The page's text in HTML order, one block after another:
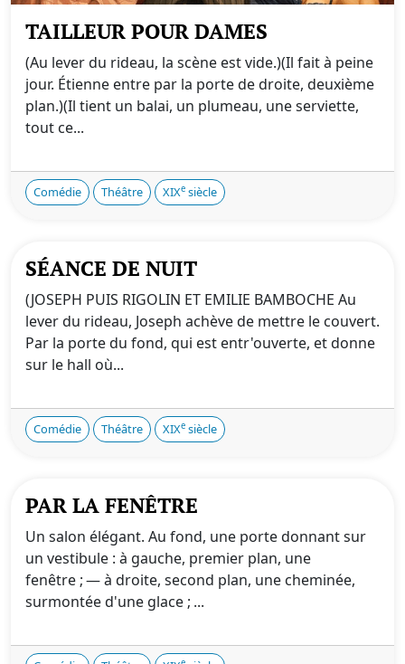
TAILLEUR POUR DAMES
(Au lever du rideau, la scène est vide.)(Il fait à peine
jour. Étienne entre par la porte de droite, deuxième
plan.)(Il tient un balai, un plumeau, une serviette,
tout ce...
Comédie Théâtre XIXe siècle
SÉANCE DE NUIT
(JOSEPH PUIS RIGOLIN ET EMILIE BAMBOCHE Au
lever du rideau, Joseph achève de mettre le couvert.
Par la porte du fond, qui est entr'ouverte, et donne
sur le hall où...
Comédie Théâtre XIXe siècle
PAR LA FENÊTRE
Un salon élégant. Au fond, une porte donnant sur
un vestibule : à gauche, premier plan, une
fenêtre ; — à droite, second plan, une cheminée,
surmontée d'une glace ; ...